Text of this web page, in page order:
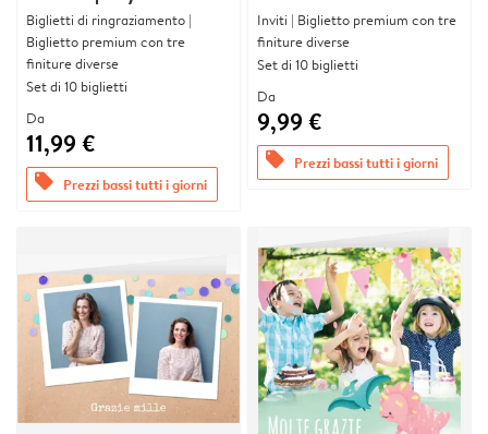
Biglietti di ringraziamento |
Biglietto premium con tre
finiture diverse
Set di 10 biglietti
Da
11,99 €
offers Prezzi bassi tutti i giorni
Inviti | Biglietto premium con tre
finiture diverse
Set di 10 biglietti
Da
9,99 €
offers Prezzi bassi tutti i giorni